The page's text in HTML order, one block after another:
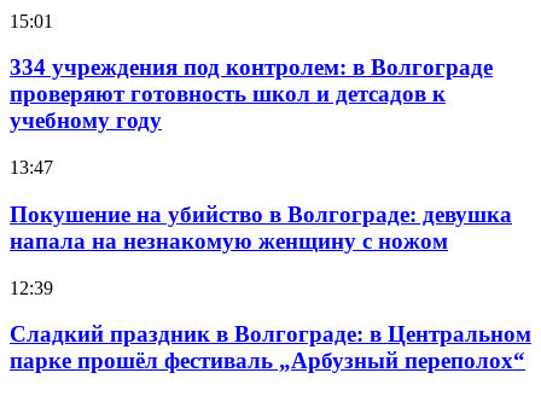
15:01
334 учреждения под контролем: в Волгограде
проверяют готовность школ и детсадов к
учебному году
13:47
Покушение на убийство в Волгограде: девушка
напала на незнакомую женщину с ножом
12:39
Сладкий праздник в Волгограде: в Центральном
парке прошёл фестиваль „Арбузный переполох“